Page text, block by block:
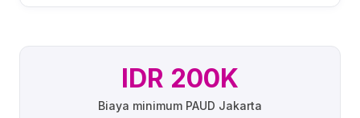
IDR 200K
Biaya minimum PAUD Jakarta